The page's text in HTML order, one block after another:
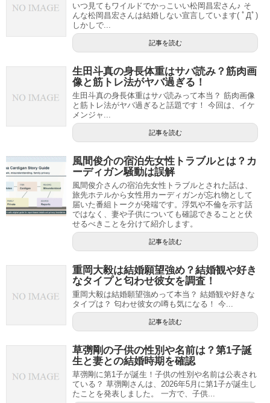
いつ見てもワイルドでかっこいい松岡昌宏さん♪ そ
んな松岡昌宏さんは結婚しない宣言しています( ﾟДﾟ)
しかしで...
記事を読む
生田斗真の身長体重はサバ読み？筋肉画
像と筋トレ法がヤバ過ぎる！
生田斗真の身長体重はサバ読みって本当？ 筋肉画像
と筋トレ法がヤバ過ぎると話題です！ 今回は、イケ
メンジャ...
記事を読む
風間俊介の宿泊先女性トラブルとは？カ
ーディガン騒動は誤解
風間俊介さんの宿泊先女性トラブルとされた話は、
旅先ホテルから女性用カーディガンが忘れ物として
届いた番組トークが発端です。浮気や不倫を示す話
ではなく、妻や子供についても確認できることと伏
せるべきことを分けて紹介します。
記事を読む
重岡大毅は結婚願望強め？結婚観や好き
なタイプと匂わせ彼女を調査！
重岡大毅は結婚願望強めって本当？ 結婚観や好きな
タイプは？ 匂わせ彼女の噂も気になる！ 今...
記事を読む
草彅剛の子供の性別や名前は？第1子誕
生と妻との結婚時期を確認
草彅剛に第1子が誕生！子供の性別や名前は公表され
ている？ 草彅剛さんは、2026年5月に第1子が誕生し
たことを発表しました。 一方で、子供...